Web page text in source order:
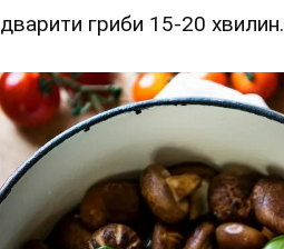
гриби 15-20 хвилин.